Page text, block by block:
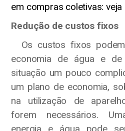
em compras coletivas: veja
Redução de custos fixos
Os custos fixos
economia de água e
situação um pouco
um plano de economia,
na utilização de
forem necessários.
energia e água pode